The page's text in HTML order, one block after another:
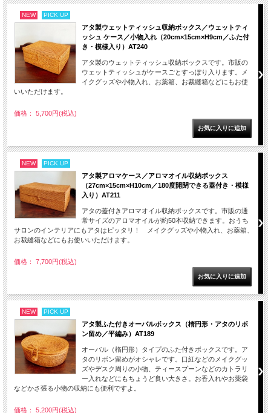
NEW PICK UP
アタ製ウェットティッシュ収納ボックス／ウェットティ
ッシュ ケース／小物入れ（20cm×15cm×H9cm／ふた付
き・模様入り）AT240
アタ製のウェットティッシュ収納ボックスです。市販の
ウェットティッシュがケースごとすっぽり入ります。メ
イクグッズや小物入れ、お薬箱、お裁縫箱などにもお使
いいただけます。
価格： 5,700円(税込)
NEW PICK UP
アタ製アロマケース／アロマオイル収納ボックス
（27cm×15cm×H10cm／180度開閉できる蓋付き・模様
入り）AT211
アタの蓋付きアロマオイル収納ボックスです。市販の通
常サイズのアロマオイルが約50本収納できます。おうち
サロンのインテリアにもアタはピッタリ！ メイクグッズや小物入れ、お薬箱、
お裁縫箱などにもお使いいただけます。
価格： 7,700円(税込)
NEW PICK UP
アタ製ふた付きオーバルボックス（楕円形・アタのリボ
ン留め／平編み）AT189
オーバル（楕円形）タイプのふた付きボックスです。ア
タのリボン留めがオシャレです。口紅などのメイクグッ
ズやデスク周りの小物、ティースプーンなどのカトラリ
ー入れなどにもちょうど良い大きさ。お香入れやお薬袋
などかさ張る小物の収納にも便利ですよ。
価格： 5,200円(税込)